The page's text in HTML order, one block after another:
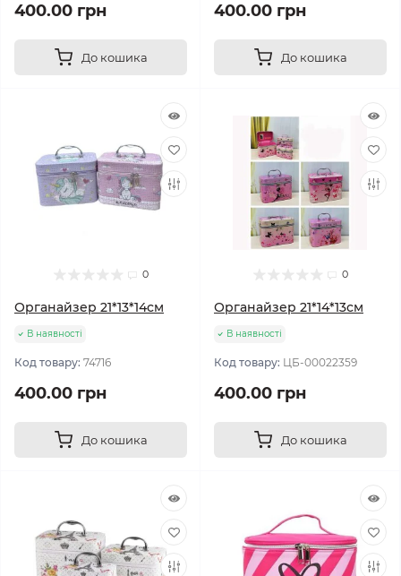
400.00 грн
До кошика
400.00 грн
До кошика
0
Органайзер 21*13*14см
В наявності
Код товару: 74716
400.00 грн
До кошика
0
Органайзер 21*14*13см
В наявності
Код товару: ЦБ-00022359
400.00 грн
До кошика